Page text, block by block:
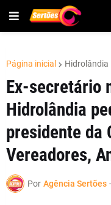
Página inicial Hidrolândia
Ex-secretário
Hidrolândia
presidente da
Vereadores,
Por Agência Sertões -